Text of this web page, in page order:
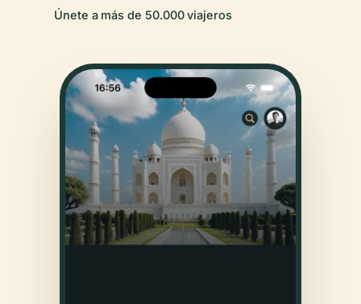
Únete a más de 50.000 viajeros